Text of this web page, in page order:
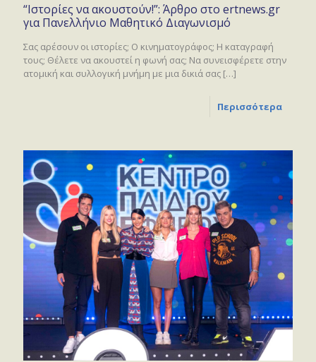
“Ιστορίες να ακουστούν!”: Άρθρο στο ertnews.gr
για Πανελλήνιο Μαθητικό Διαγωνισμό
Σας αρέσουν οι ιστορίες; Ο κινηματογράφος; Η καταγραφή
τους; Θέλετε να ακουστεί η φωνή σας; Να συνεισφέρετε στην
ατομική και συλλογική μνήμη με μια δικιά σας […]
Περισσότερα